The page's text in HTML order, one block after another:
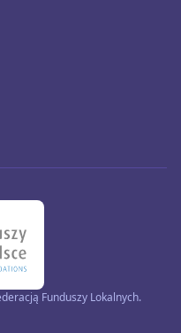
Funduszy Lokalnych.